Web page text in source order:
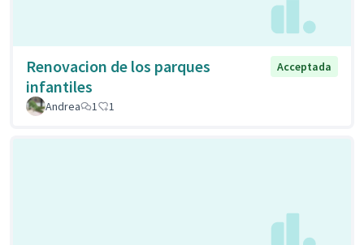
Renovacion de los parques
infantiles
Acceptada
Andrea 1 1